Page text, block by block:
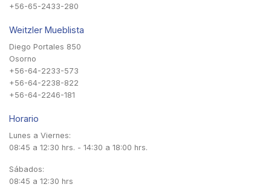
+56-65-2433-280
Weitzler Mueblista
Diego Portales 850
Osorno
+56-64-2233-573
+56-64-2238-822
+56-64-2246-181
Horario
Lunes a Viernes:
08:45 a 12:30 hrs. - 14:30 a 18:00 hrs.
Sábados:
08:45 a 12:30 hrs